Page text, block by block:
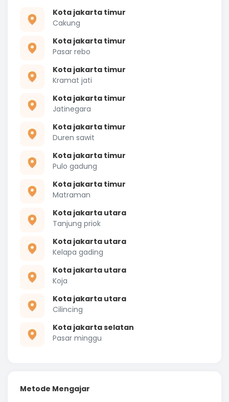
Kota jakarta timur
Cakung
Kota jakarta timur
Pasar rebo
Kota jakarta timur
Kramat jati
Kota jakarta timur
Jatinegara
Kota jakarta timur
Duren sawit
Kota jakarta timur
Pulo gadung
Kota jakarta timur
Matraman
Kota jakarta utara
Tanjung priok
Kota jakarta utara
Kelapa gading
Kota jakarta utara
Koja
Kota jakarta utara
Cilincing
Kota jakarta selatan
Pasar minggu
Metode Mengajar